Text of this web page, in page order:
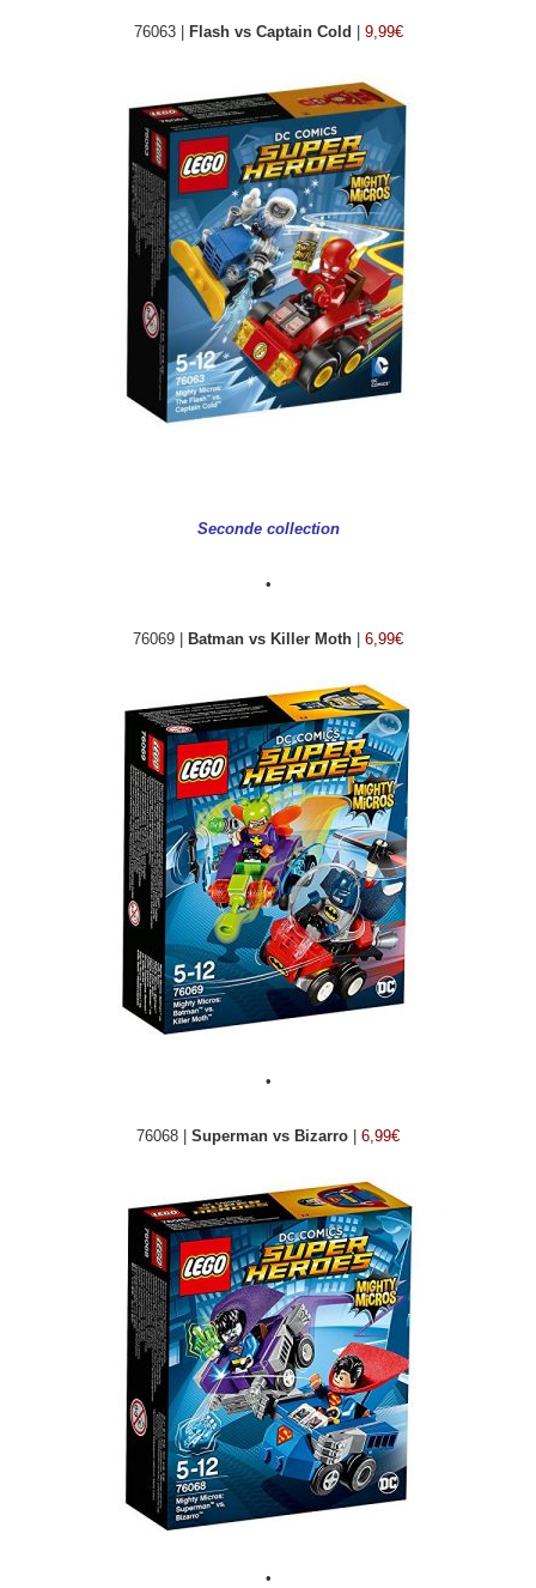
76063 | Flash vs Captain Cold 9,99€
Seconde collection
•
76069 | Batman vs Killer Moth 6,99€
•
76068 | Superman vs Bizarro 6,99€
•